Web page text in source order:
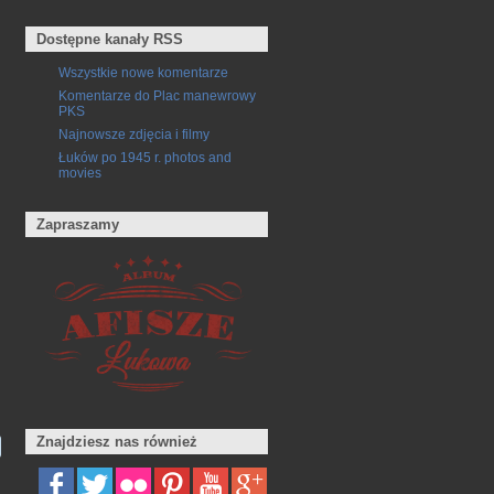
Dostępne kanały RSS
Wszystkie nowe komentarze
Komentarze do Plac manewrowy
PKS
Najnowsze zdjęcia i filmy
Łuków po 1945 r. photos and
movies
Zapraszamy
Znajdziesz nas również